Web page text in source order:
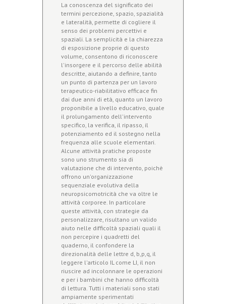
La conoscenza del significato dei
termini percezione, spazio, spazialità
e lateralità, permette di cogliere il
senso dei problemi percettivi e
spaziali. La semplicità e la chiarezza
di esposizione proprie di questo
volume, consentono di riconoscere
l'insorgere e il percorso delle abilità
descritte, aiutando a definire, tanto
un punto di partenza per un lavoro
terapeutico-riabilitativo efficace fin
dai due anni di età, quanto un lavoro
proponibile a livello educativo, quale
il prolungamento dell'intervento
specifico, la verifica, il ripasso, il
potenziamento ed il sostegno nella
frequenza alle scuole elementari.
Alcune attività pratiche proposte
sono uno strumento sia di
valutazione che di intervento, poichè
offrono un'organizzazione
sequenziale evolutiva della
neuropsicomotricità che va oltre le
attività corporee. In particolare
queste attività, con strategie da
personalizzare, risultano un valido
aiuto nelle difficoltà spaziali quali il
non percepire i quadretti del
quaderno, il confondere la
direzionalità delle lettre d, b,p,q, il
leggere l'articolo IL come LI, il non
riuscire ad incolonnare le operazioni
e per i bambini che hanno difficoltà
di lettura. Tutti i materiali sono stati
ampiamente sperimentati